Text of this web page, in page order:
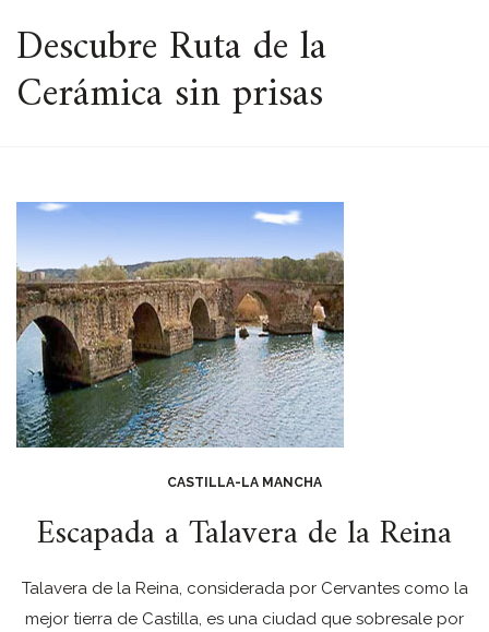
ESPACIO
Descubre Ruta de la
Cerámica sin prisas
CASTILLA-LA MANCHA
Escapada a Talavera de la Reina
Talavera de la Reina, considerada por Cervantes como la
mejor tierra de Castilla, es una ciudad que sobresale por